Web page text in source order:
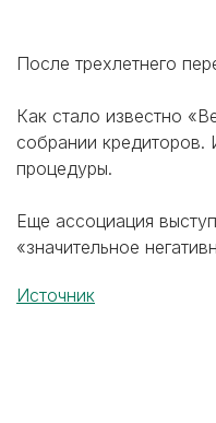
После трехлетнего
Как стало известно
собрании кредиторов.
процедуры.
Еще ассоциация
«значительное
Источник